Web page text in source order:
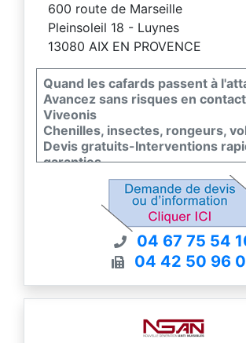
600 route de Marseille
Pleinsoleil 18 - Luynes
13080 AIX EN PROVENCE
Quand les cafards passent à
Avancez sans risques en
Viveonis
Chenilles, insectes, rongeurs,
Devis gratuits-Interventions
garanties
Commandez aussi sur viveonis-
04 67 75 54
04 42 50 96